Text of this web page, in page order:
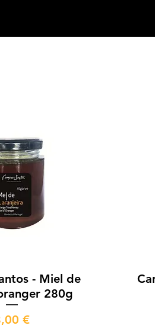
rapide- Miel de
280g
€